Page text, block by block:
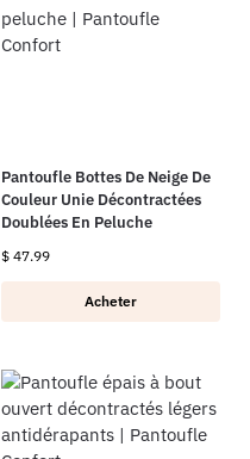
Pantoufle Bottes De Neige De
Couleur Unie Décontractées
Doublées En Peluche
$ 47.99
Acheter